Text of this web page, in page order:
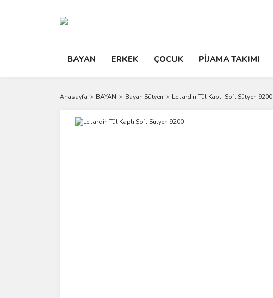
BAYAN ERKEK ÇOCUK PİJAMA TAKIMI
Anasayfa BAYAN Bayan Sütyen Le Jardin Tül Kaplı Soft Sütyen 9200